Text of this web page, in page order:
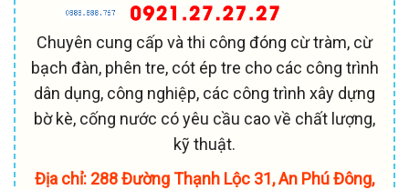
Chuyên cung cấp và thi công đóng cừ tràm, cừ
bạch đàn, phên tre, cót ép tre cho các công trình
dân dụng, công nghiệp, các công trình xây dựng
bờ kè, cống nước có yêu cầu cao về chất lượng,
kỹ thuật.
Địa chỉ: 288 Đường Thạnh Lộc 31, An Phú Đông,